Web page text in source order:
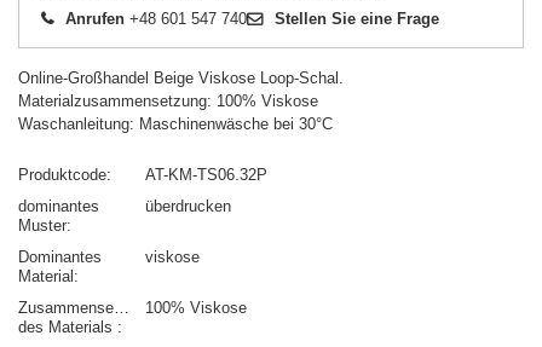
Anrufen +48 601 547 740 Stellen Sie eine Frage
Online-Großhandel Beige Viskose Loop-Schal.
Materialzusammensetzung: 100% Viskose
Waschanleitung: Maschinenwäsche bei 30°C
Produktcode
AT-KM-TS06.32P
dominantes
Muster
überdrucken
Dominantes
Material
viskose
Zusammensetzung
des Materials
100% Viskose